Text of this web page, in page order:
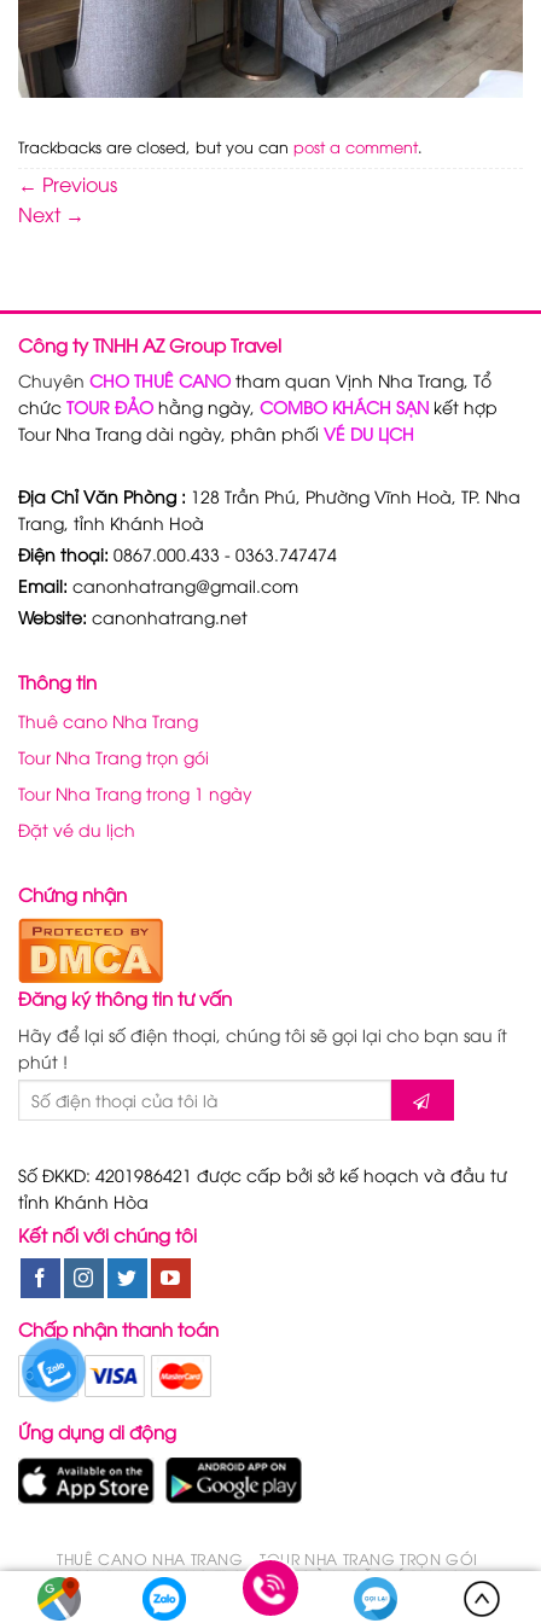
Trackbacks are closed, but you can post a comment.
← Previous
Next →
Công ty TNHH AZ Group Travel
Chuyên CHO THUÊ CANO tham quan Vịnh Nha Trang, Tổ
chức TOUR ĐẢO hằng ngày, COMBO KHÁCH SẠN kết hợp
Tour Nha Trang dài ngày, phân phối VÉ DU LỊCH
Địa Chỉ Văn Phòng : 128 Trần Phú, Phường Vĩnh Hoà, TP. Nha
Trang, tỉnh Khánh Hoà
Điện thoại: 0867.000.433 - 0363.747474
Email: canonhatrang@gmail.com
Website: canonhatrang.net
Thông tin
Thuê cano Nha Trang
Tour Nha Trang trọn gói
Tour Nha Trang trong 1 ngày
Đặt vé du lịch
Chứng nhận
Đăng ký thông tin tư vấn
Hãy để lại số điện thoại, chúng tôi sẽ gọi lại cho bạn sau ít
phút !
Số ĐKKD: 4201986421 được cấp bởi sở kế hoạch và đầu tư
tỉnh Khánh Hòa
Kết nối với chúng tôi
Chấp nhận thanh toán
Ứng dụng di động
THUÊ CANO NHA TRANG
TOUR NHA TRANG TRỌN GÓI
TOUR NHA TRANG TRONG 1 NGÀY
ĐẶT VÉ DU LỊCH
Copyright 2026 ©CanoNhaTrang.Net - Du Lịch Nha Trang